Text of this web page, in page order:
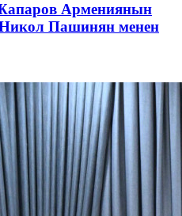
Армениянын
Пашинян менен